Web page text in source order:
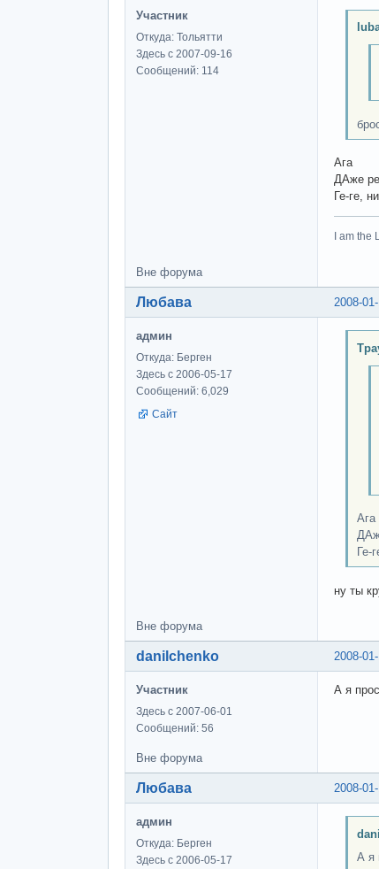
Участник
Откуда: Тольятти
Здесь с 2007-09-16
Сообщений: 114
Ага
ДАже
Ге-ге,
I am
Вне форума
2008-
Любава
админ
Откуда: Берген
Здесь с 2006-05-17
Сообщений: 6,029
Сайт
Ага
Ге-
ну ты
Вне форума
2008-
danilchenko
Участник
Здесь с 2007-06-01
Сообщений: 56
А я
Вне форума
2008-
Любава
админ
Откуда: Берген
Здесь с 2006-05-17
А я